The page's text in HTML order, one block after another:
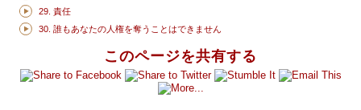
このページを共有する
29. 責任
30. 誰もあなたの人権を奪うことはできません